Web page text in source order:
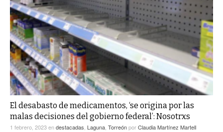
El desabasto de medicamentos, ‘se origina por las
malas decisiones del gobierno federal’: Nosotrxs
1 febrero, 2023endestacadas Laguna TorreónporClaudia Martínez Martell